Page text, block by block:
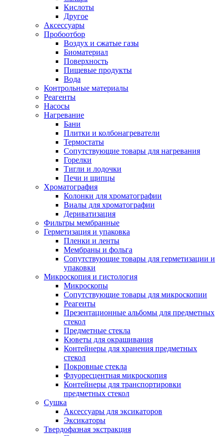
Кислоты
Другое
Аксессуары
Пробоотбор
Воздух и сжатые газы
Биоматериал
Поверхность
Пищевые продукты
Вода
Контрольные материалы
Реагенты
Насосы
Нагревание
Бани
Плитки и колбонагреватели
Термостаты
Сопутствующие товары для нагревания
Горелки
Тигли и лодочки
Печи и щипцы
Хроматография
Колонки для хроматографии
Виалы для хроматографии
Дериватизация
Фильтры мембранные
Герметизация и упаковка
Пленки и ленты
Мембраны и фольга
Сопутствующие товары для герметизации и
упаковки
Микроскопия и гистология
Микроскопы
Сопутствующие товары для микроскопии
Реагенты
Презентационные альбомы для предметных
стекол
Предметные стекла
Кюветы для окрашивания
Контейнеры для хранения предметных
стекол
Покровные стекла
Флуоресцентная микроскопия
Контейнеры для транспортировки
предметных стекол
Сушка
Аксессуары для эксикаторов
Эксикаторы
Твердофазная экстракция